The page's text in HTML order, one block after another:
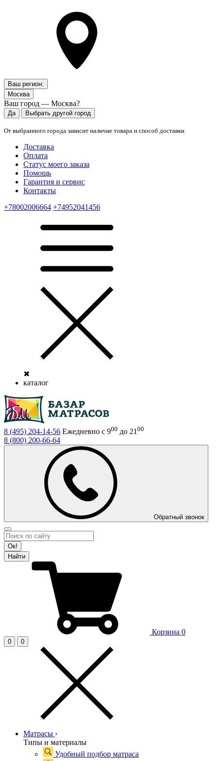
Ваш регион:
Москва
Ваш город — Москва?
Да Выбрать другой город
От выбранного города зависит наличие товара и способ доставки
Доставка
Оплата
Статус моего заказа
Помощь
Гарантия и сервис
Контакты
+78002006664 +74952041456
✖
каталог
8 (495) 204-14-56 Ежедневно с 900 до 21 00
8 (800) 200-66-64
Обратный звонок
Ок!
Найти
Корзина 0
0 0
Матрасы ›
Типы и материалы
Удобный подбор матраса